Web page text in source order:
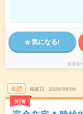
気になる!
派遣会
未読
NEW
掲載日 2026/08/06